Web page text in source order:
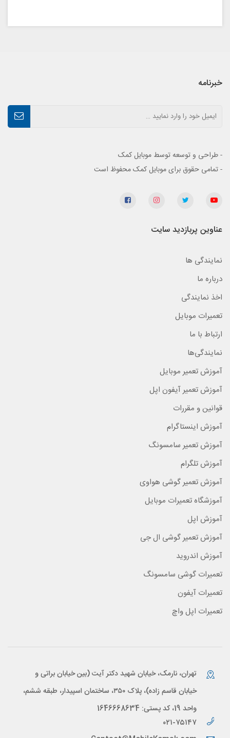
خبرنامه
- طراحی و توسعه توسط موبایل کمک
- تمامی حقوق برای موبایل کمک محفوظ است
عناوین پربازدید سایت
نمایندگی ها
درباره ما
اخذ نمایندگی
تعمیرات موبایل
ارتباط با ما
نمایندگی‌ها
آموزش تعمیر موبایل
آموزش تعمیر آیفون اپل
قوانین و مقررات
آموزش اینستاگرام
آموزش تعمیر سامسونگ
آموزش تلگرام
آموزش تعمیر گوشی هواوی
آموزشگاه تعمیرات موبایل
آموزش اپل
آموزش تعمیر گوشی ال جی
آموزش اندروید
تعمیرات گوشی سامسونگ
تعمیرات آیفون
تعمیرات اپل واچ
تهران، نارمک، خیابان شهید دکتر آیت (بین خیابان براتی و
خیابان قاسم زاده)، پلاک ۳۵۰، ساختمان اسپیدار، طبقه ششم،
واحد 19، کد پستی: 1646668634
۰۲۱-۷۵۱۴۷